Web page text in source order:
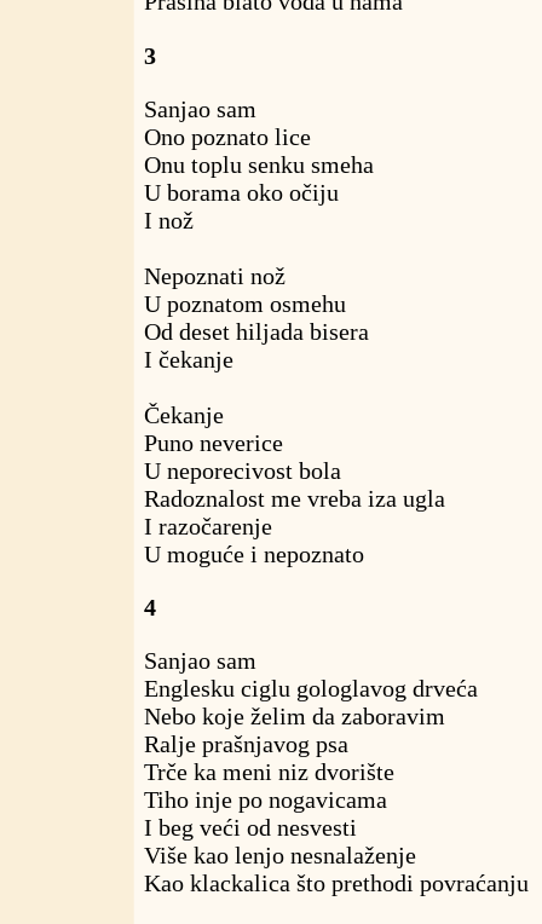
3
Sanjao sam
Ono poznato lice
Onu toplu senku smeha
U borama oko očiju
I nož
Nepoznati nož
U poznatom osmehu
Od deset hiljada bisera
I čekanje
Čekanje
Puno neverice
U neporecivost bola
Radoznalost me vreba iza ugla
I razočarenje
U moguće i nepoznato
4
Sanjao sam
Englesku ciglu gologlavog drveća
Nebo koje želim da zaboravim
Ralje prašnjavog psa
Trče ka meni niz dvorište
Tiho inje po nogavicama
I beg veći od nesvesti
Više kao lenjo nesnalaženje
Kao klackalica što prethodi povraćanju